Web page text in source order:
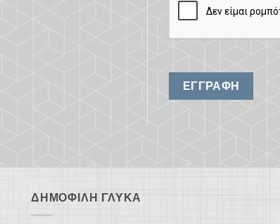
ΕΓΓΡΑΦΉ
ΔΗΜΟΦΙΛΉ ΓΛΥΚΆ